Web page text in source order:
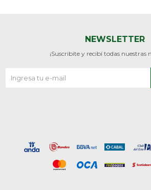
NEWSLETTER
¡Suscribite y recibí todas nuestras